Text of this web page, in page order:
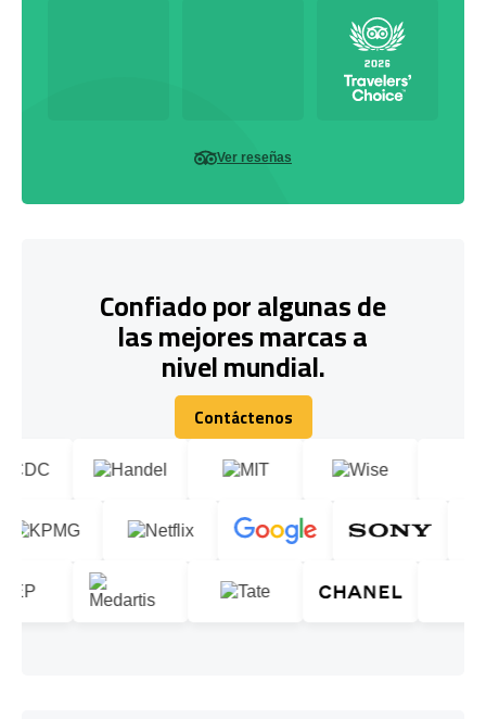
Ver reseñas
Confiado por algunas de
las mejores marcas a
nivel mundial.
Contáctenos
Contáctenos